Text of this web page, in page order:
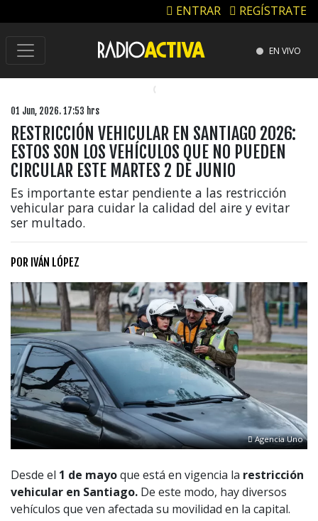
ENTRAR REGÍSTRATE
EN VIVO
01 Jun, 2026. 17:53 hrs
RESTRICCIÓN VEHICULAR EN SANTIAGO 2026:
ESTOS SON LOS VEHÍCULOS QUE NO PUEDEN
CIRCULAR ESTE MARTES 2 DE JUNIO
Es importante estar pendiente a las restricción
vehicular para cuidar la calidad del aire y evitar
ser multado.
POR IVÁN LÓPEZ
Agencia Uno
Desde el 1 de mayoque está en vigencia la restricción
vehicular en Santiago. De este modo, hay diversos
vehículos que ven afectada su movilidad en la capital.